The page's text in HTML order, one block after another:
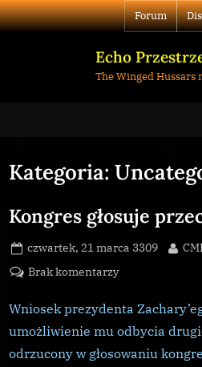
Skip
to
Forum
Echo
The Winged Hussars
Kategoria:
Kongres głosuje
Posted
on
czwartek, 21 marca 3309 By
Brak komentarzydo
głosuje
przeciwko
Wniosek prezydenta
umożliwienie mu odbycia
odrzucony w głosowaniu